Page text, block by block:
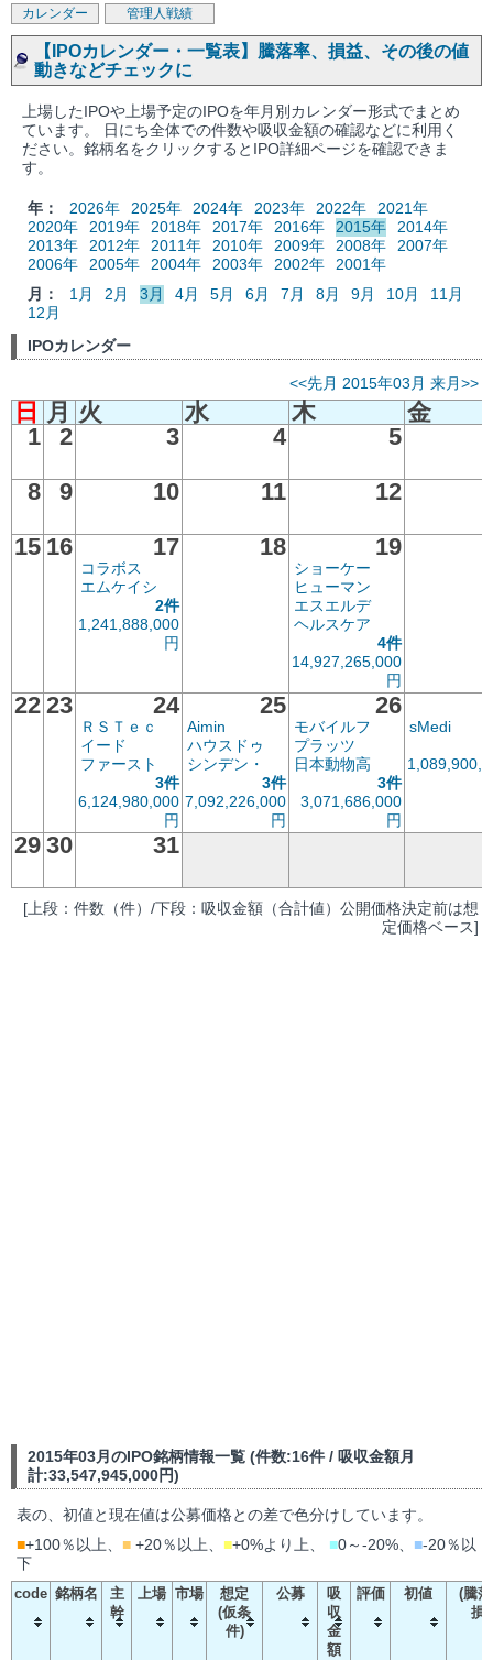
カレンダー
管理人戦績
【IPOカレンダー・一覧表】騰落率、損益、その後の値
動きなどチェックに
上場したIPOや上場予定のIPOを年月別カレンダー形式でまとめ
ています。 日にち全体での件数や吸収金額の確認などに利用く
ださい。銘柄名をクリックするとIPO詳細ページを確認できま
す。
年： 2026年 2025年 2024年 2023年 2022年
2021年
2020年
2019年 2018年 2017年 2016年 2015年
2014年
2013年
2012年 2011年 2010年 2009年 2008年
2007年
2006年
2005年 2004年 2003年 2002年
2001年
月：
1月 2月 3月 4月 5月 6月 7月 8月 9月 10月
11月
12月
IPOカレンダー
<<先月 2015年03月 来月>>
日 月 火 水 木
金
1
2 3 4
5
8
9 10 11 12
15 16 17
コラボス
エムケイシ
2件
1,241,888,000
円
18 19
ショーケー
ヒューマン
エスエルデ
ヘルスケア
4件
14,927,265,000
円
22 23 24
ＲＳＴｅｃ
イード
ファースト
3件
6,124,980,000
円
25
Aimin
ハウスドゥ
シンデン・
3件
7,092,226,000
円
26
モバイルフ
プラッツ
日本動物高
3件
3,071,686,000
円
sMedi
29 30 31
[上段：件数（件）/下段：吸収金額（合計値）公開価格決定前は想
定価格ベース]
2015年03月のIPO銘柄情報一覧 (件数:16件 / 吸収金額月
計:33,547,945,000円)
表の、初値と現在値は公募価格との差で色分けしています。
■+100％以上、 ■ +20％以上、 ■+0%より上、 ■0～-20%、 ■-20％以
下
code 銘柄名
主
幹
上場 市場
想定
(仮条
件)
公募
吸
収
金
額
評価 初値
(騰
損